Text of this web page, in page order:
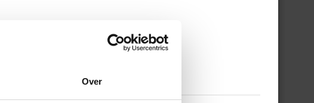
Over